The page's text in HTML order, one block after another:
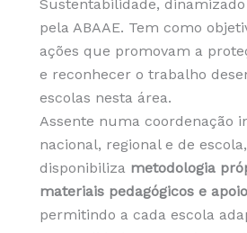
Sustentabilidade,
pela ABAAE. Tem como
ações que promovam a
e reconhecer o trabalho
escolas nesta área.
Assente numa coordenação
nacional, regional e de
disponibiliza metodologia
materiais pedagógicos e
permitindo a cada escola